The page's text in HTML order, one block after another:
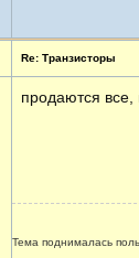
Re: Транзисторы
продаются
Тема поднималась